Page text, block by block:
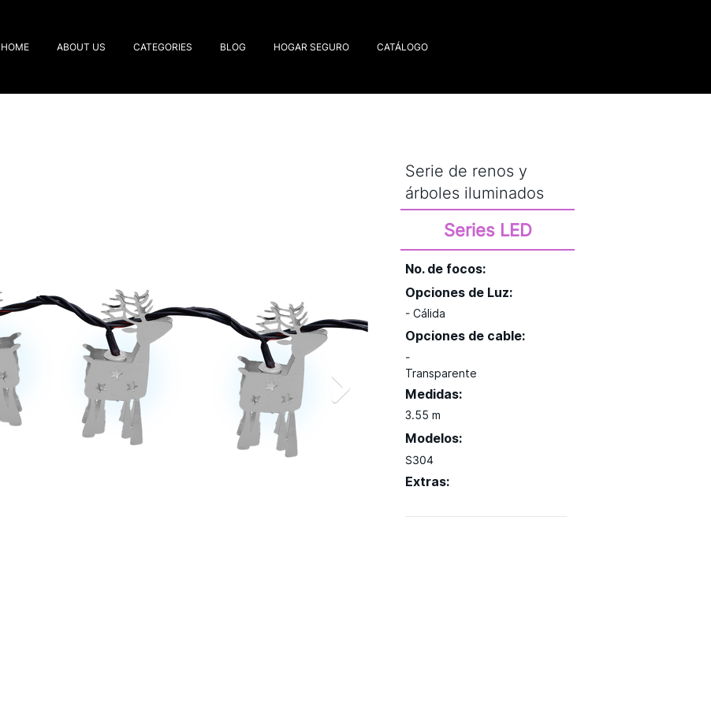
HOME ABOUT US CATEGORIES BLOG HOGAR SEGURO CATÁLOGO
Serie de renos y
árboles iluminados
Series LED
No. de focos:
Opciones de Luz:
- Cálida
Opciones de cable:
-
Transparente
Medidas:
3.55 m
Modelos:
S304
Extras: